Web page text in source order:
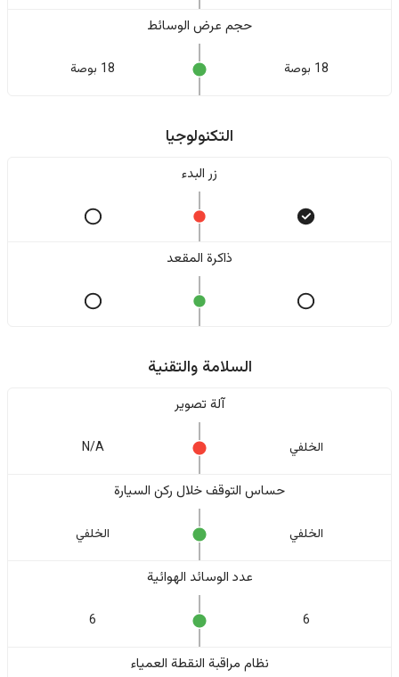
حجم عرض الوسائط
18 بوصة 18 بوصة
التكنولوجيا
زر البدء
ذاكرة المقعد
السلامة والتقنية
آلة تصوير
الخلفي N/A
حساس التوقف خلال ركن السيارة
الخلفي الخلفي
عدد الوسائد الهوائية
6
6
نظام مراقبة النقطة العمياء